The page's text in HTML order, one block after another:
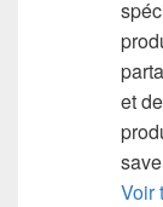
et
Voir